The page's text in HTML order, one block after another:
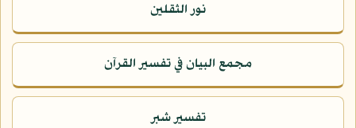
نور الثقلين
مجمع البيان في تفسير القرآن
تفسير شبر